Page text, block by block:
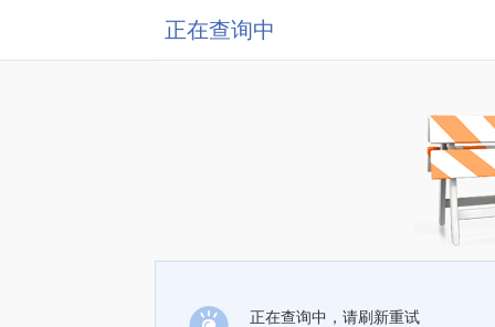
正在查询中
正在查询中，请刷新重试